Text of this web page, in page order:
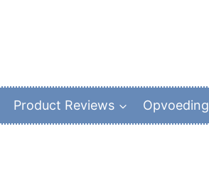
Product Reviews Opvoeding